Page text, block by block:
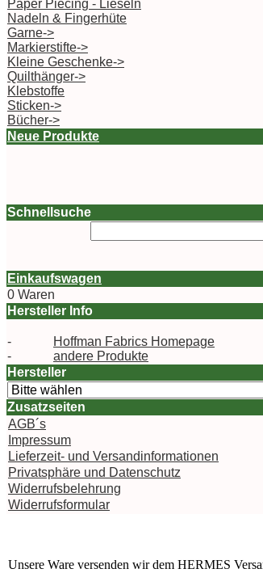
Paper Piecing - Lieseln
Nadeln & Fingerhüte
Garne->
Markierstifte->
Kleine Geschenke->
Quilthänger->
Klebstoffe
Sticken->
Bücher->
Neue Produkte
Schnellsuche
Einkaufswagen
0 Waren
Hersteller Info
-
Hoffman Fabrics Homepage
-
andere Produkte
Hersteller
Zusatzseiten
AGB´s
Impressum
Lieferzeit- und Versandinformationen
Privatsphäre und Datenschutz
Widerrufsbelehrung
Widerrufsformular
Unsere Ware versenden wir dem HERMES